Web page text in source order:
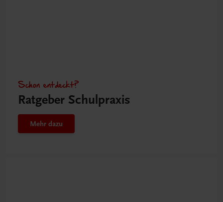
Schon entdeckt?
Ratgeber Schulpraxis
Mehr dazu